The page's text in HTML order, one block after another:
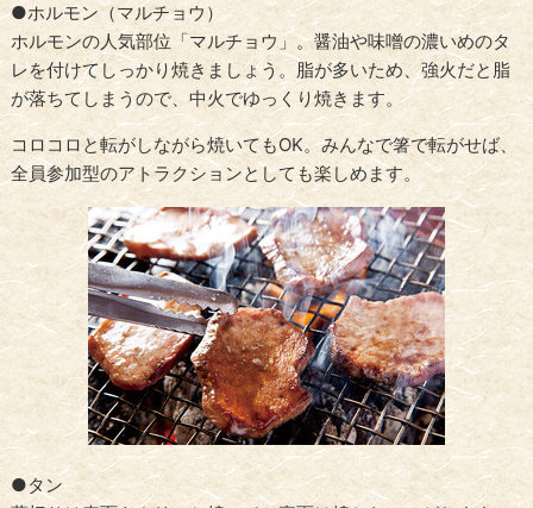
●ホルモン（マルチョウ）
ホルモンの人気部位「マルチョウ」。醤油や味噌の濃いめのタ
レを付けてしっかり焼きましょう。脂が多いため、強火だと脂
が落ちてしまうので、中火でゆっくり焼きます。
コロコロと転がしながら焼いてもOK。みんなで箸で転がせば、
全員参加型のアトラクションとしても楽しめます。
●タン